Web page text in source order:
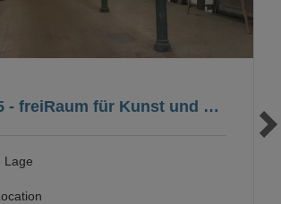
Halle 205 - freiRaum für Kunst und Kultur
Lage